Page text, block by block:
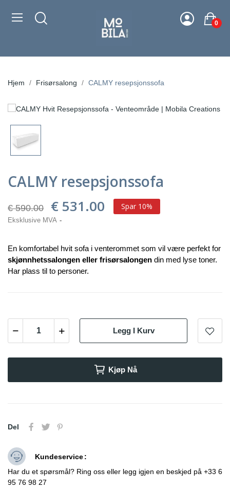
0
Hjem Frisørsalong CALMY resepsjonssofa
CALMY resepsjonssofa
€ 590.00 € 531.00 Spar 10%
Eksklusive MVA
En komfortabel hvit sofa i venterommet som vil være perfekt for
skjønnhetssalongen eller frisørsalongen din med lyse toner.
Har plass til to personer.
Legg I Kurv
Kjøp Nå
Del
Kundeservice
Har du et spørsmål? Ring oss eller legg igjen en beskjed på +33 6
95 76 98 27